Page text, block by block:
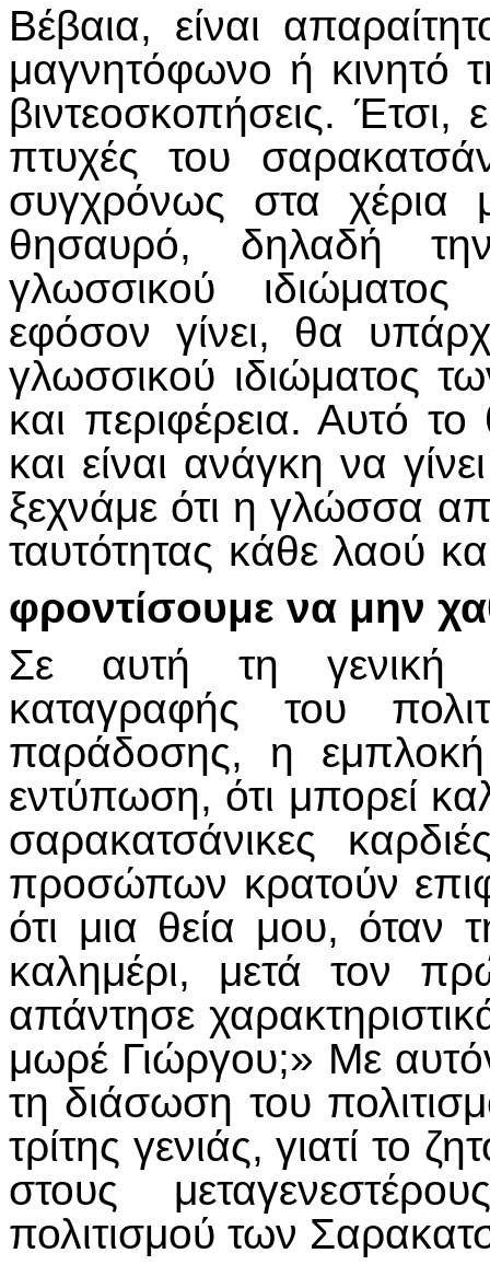
Βέβαια, είναι
μαγνητόφωνο ή κινητό
βιντεοσκοπήσεις. Έτσι,
πτυχές του
συγχρόνως στα χέρια
θησαυρό, δηλαδή
γλωσσικού
εφόσον γίνει, θα
γλωσσικού ιδιώματος
και περιφέρεια. Αυτό
και είναι ανάγκη να
ξεχνάμε ότι η γλώσσα
ταυτότητας κάθε λαού
φροντίσουμε να μην
Σε αυτή τη γενική
καταγραφής του
παράδοσης, η
εντύπωση, ότι μπορεί
σαρακατσάνικες
προσώπων κρατούν
ότι μια θεία μου,
καλημέρι, μετά τον
απάντησε
μωρέ Γιώργου;» Με
τη διάσωση του
τρίτης γενιάς, γιατί το
στους
πολιτισμού των